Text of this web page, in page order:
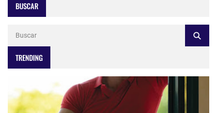
BUSCAR
TRENDING